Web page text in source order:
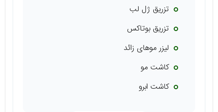
تزریق ژل لب
تزریق بوتاکس
لیزر موهای زائد
کاشت مو
کاشت ابرو